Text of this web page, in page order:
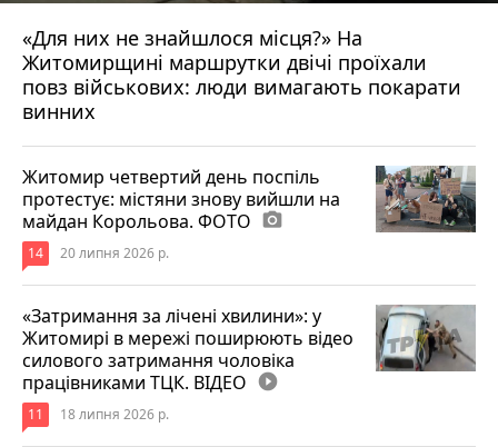
«Для них не знайшлося місця?» На
Житомирщині маршрутки двічі проїхали
повз військових: люди вимагають покарати
винних
17 липня 2026 р.
Житомир четвертий день поспіль
протестує: містяни знову вийшли на
майдан Корольова. ФОТО photo_camera
14 20 липня 2026 р.
«Затримання за лічені хвилини»: у
Житомирі в мережі поширюють відео
силового затримання чоловіка
працівниками ТЦК. ВІДЕО play_circle_filled
11 18 липня 2026 р.